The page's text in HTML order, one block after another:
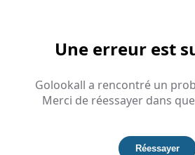
Une erreur est
Golookall a rencontré un
Merci de réessayer dans
Réessayer